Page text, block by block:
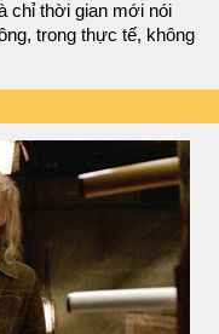
chỉ thời gian mới nói
trong thực tế, không